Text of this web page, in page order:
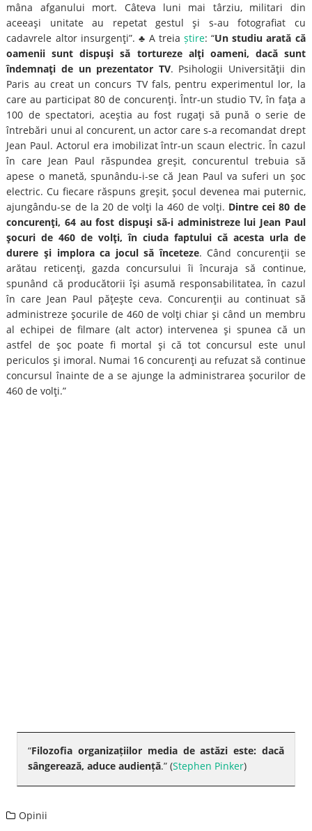
mâna afganului mort. Câteva luni mai târziu, militari din
aceeaşi unitate au repetat gestul şi s-au fotografiat cu
cadavrele altor insurgenţi”. ♣ A treiaștire: “Un studiu arată că
oamenii sunt dispuşi să tortureze alţi oameni, dacă sunt
îndemnaţi de un prezentator TV. Psihologii Universităţii din
Paris au creat un concurs TV fals, pentru experimentul lor, la
care au participat 80 de concurenţi. Într-un studio TV, în faţa a
100 de spectatori, aceştia au fost rugaţi să pună o serie de
întrebări unui al concurent, un actor care s-a recomandat drept
Jean Paul. Actorul era imobilizat într-un scaun electric. În cazul
în care Jean Paul răspundea greşit, concurentul trebuia să
apese o manetă, spunându-i-se că Jean Paul va suferi un şoc
electric. Cu fiecare răspuns greşit, şocul devenea mai puternic,
ajungându-se de la 20 de volţi la 460 de volţi. Dintre cei 80 de
concurenţi, 64 au fost dispuşi să-i administreze lui Jean Paul
şocuri de 460 de volţi, în ciuda faptului că acesta urla de
durere şi implora ca jocul să înceteze. Când concurenţii se
arătau reticenţi, gazda concursului îi încuraja să continue,
spunând că producătorii îşi asumă responsabilitatea, în cazul
în care Jean Paul păţeşte ceva. Concurenţii au continuat să
administreze şocurile de 460 de volţi chiar şi când un membru
al echipei de filmare (alt actor) intervenea şi spunea că un
astfel de şoc poate fi mortal şi că tot concursul este unul
periculos şi imoral. Numai 16 concurenţi au refuzat să continue
concursul înainte de a se ajunge la administrarea şocurilor de
460 de volţi.”
“Filozofia organizațiilor media de astăzi este: dacă
sângerează, aduce audiență.” (Stephen Pinker)
Opinii